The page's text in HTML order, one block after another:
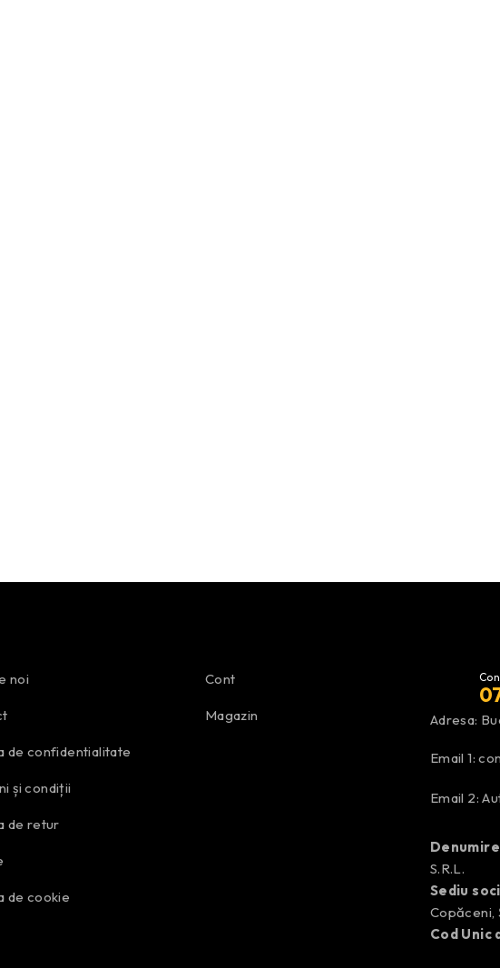
noi
de confidentialitate
și condiții
de retur
de cookie
Cont
Magazin Adresa:
Email 1:
Email 2:
S.R.L.
Sediu
Copăceni,
Cod Unic